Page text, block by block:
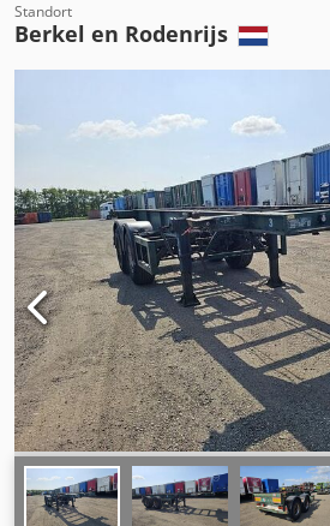
Standort
Berkel en Rodenrijs